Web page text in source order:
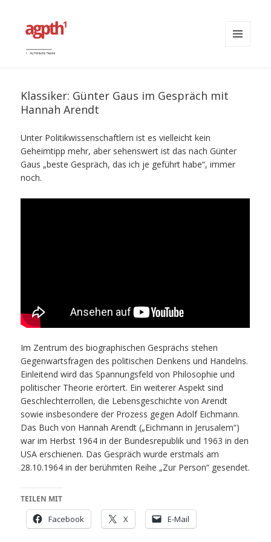
Klassiker: Günter Gaus im Gespräch mit
Hannah Arendt
Unter Politikwissenschaftlern ist es vielleicht kein
Geheimtipp mehr, aber sehenswert ist das nach Günter
Gaus „beste Gespräch, das ich je geführt habe“, immer
noch.
Im Zentrum des biographischen Gesprächs stehen
Gegenwartsfragen des politischen Denkens und Handelns.
Einleitend wird das Spannungsfeld von Philosophie und
politischer Theorie erörtert. Ein weiterer Aspekt sind
Geschlechterrollen, die Lebensgeschichte von Arendt
sowie insbesondere der Prozess gegen Adolf Eichmann.
Das Buch von Hannah Arendt („Eichmann in Jerusalem“)
war im Herbst 1964 in der Bundesrepublik und 1963 in den
USA erschienen. Das Gespräch wurde erstmals am
28.10.1964 in der berühmten Reihe „Zur Person“ gesendet.
TEILEN MIT
Facebook X E-Mail